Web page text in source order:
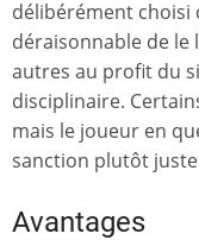
délibérément choisi
déraisonnable de le
autres au profit du
disciplinaire.
mais le joueur en
sanction plutôt
Avantages